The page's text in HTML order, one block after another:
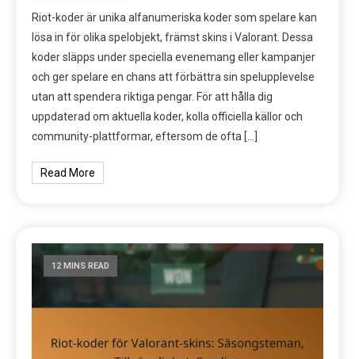
Riot-koder är unika alfanumeriska koder som spelare kan
lösa in för olika spelobjekt, främst skins i Valorant. Dessa
koder släpps under speciella evenemang eller kampanjer
och ger spelare en chans att förbättra sin spelupplevelse
utan att spendera riktiga pengar. För att hålla dig
uppdaterad om aktuella koder, kolla officiella källor och
community-plattformar, eftersom de ofta […]
Read More
12 MINS READ